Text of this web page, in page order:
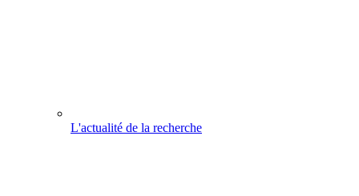
L'actualité de la recherche